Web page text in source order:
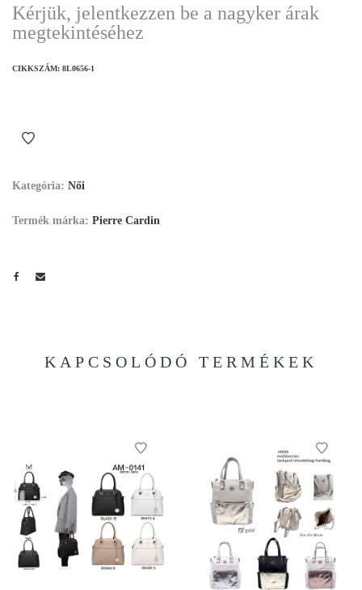
Kérjük, jelentkezzen be a nagyker árak
megtekintéséhez
CIKKSZÁM: 8L0656-1
Kategória: Női
Termék márka: Pierre Cardin
KAPCSOLÓDÓ TERMÉKEK